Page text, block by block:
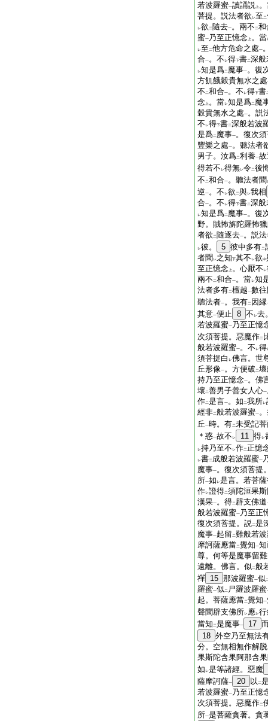
若波羅蜜一讀誦説 上
菩提。説法者欲 レ至 二
レ欲 二 隨去一。兩不 二和
蜜一 乃至正憶念 上 。當
レ至 二他方危命之處一
合一。不 レ得下書二深般
レ知是爲二 魔事一。復
方飢餓穀貴無水之處
不 二和合一。不 レ得下書
念 上 。當レ知是爲二 魔
穀貴無水之處一。説
不 レ得下書二深般若波
是爲二 魔事一。復次
豐樂之處一。聽法者
男子。汝爲二利養一
得若不 レ得無レ令二後
不 二和合一。聽法者聞
逆一。不 レ欲 二與レ我相
合一。不 レ得下書二深般
レ知是爲二 魔事一。復
野。賊怖旃陀羅怖
者欲 二 隨逐去一。説
レ彼。 5 彼中多有二
者聞 レ之知下其不 レ欲中
至正憶念 上 。心厭不 レ
兩不 二和合一。當レ知
法者多有二檀越一數
聽法者一。我有二 因縁
其意一便止 8 不 レ去
若波羅蜜一 乃至正憶
次須菩提。惡魔作二
般若波羅蜜一。不 レ得
須菩提白 レ佛言。世
丘形像一。方便破 二
持乃至正憶念一。佛
壞 二善男子善女人心一
作二是言一。如 二我所レ
經非二般若波羅蜜一
丘一時。有二未受記
＊惑一故不 レ 11 得レ
レ持乃至不 レ作二正憶
レ書二 成般若波羅蜜一
魔事一。復次須菩提
所一如 レ是言。若菩
作レ證得二須陀洹果
漢果一。得二 辟支佛道
般若波羅蜜一 乃至正
復次須菩提。説二是
魔事一起留 二難般若
摩訶薩應當二覺知一
尊。何等是魔事留
遠離。佛言。似二般
禪 15 那波羅蜜一似
羅蜜一似二 尸羅波羅蜜
起。菩薩應當二覺知一
聲聞辟支佛所レ應レ
當知 二是魔事一 17
18 外空乃至無法
分。空無相無作解
果斯陀含果阿那含
如 レ是等諸經。惡魔
薩摩訶薩一 20 以 二
若波羅蜜一 乃至正憶
次須菩提。惡魔作二
所一是菩薩貪著。貪